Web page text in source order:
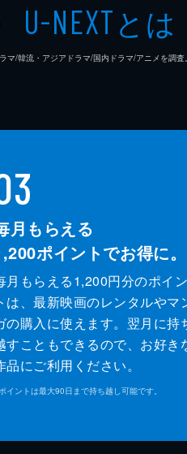
U-NEXTとは
/韓流・アジアドラマ/国内ドラマ/アニメを調査
月もらえる
ポイントでお得に。
月もらえる1,200円分のポイン
は、最新映画のレンタルやマ
の購入に使えます。翌月に持
すこともできるので、お好き
品にご利用ください。
イントは最大90日まで持ち越し可能です。